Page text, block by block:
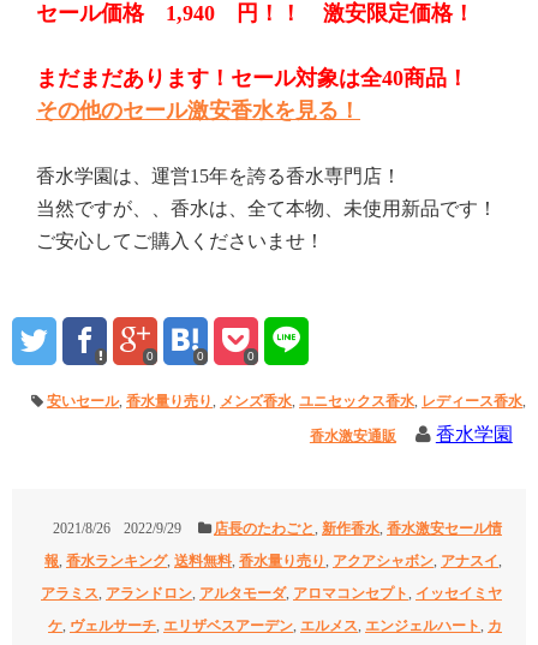
セール価格 1,940 円！！ 激安限定価格！
まだまだあります！セール対象は全40商品！
その他のセール激安香水を見る！
香水学園は、運営15年を誇る香水専門店！
当然ですが、、香水は、全て本物、未使用新品です！
ご安心してご購入くださいませ！
0 0 0
安いセール, 香水量り売り, メンズ香水, ユニセックス香水, レディース香水,
香水激安通販 香水学園
2021/8/26 2022/9/29 店長のたわごと, 新作香水, 香水激安セール情
報, 香水ランキング, 送料無料, 香水量り売り, アクアシャボン, アナスイ,
アラミス, アランドロン, アルタモーダ, アロマコンセプト, イッセイミヤ
ケ, ヴェルサーチ, エリザベスアーデン, エルメス, エンジェルハート, カ